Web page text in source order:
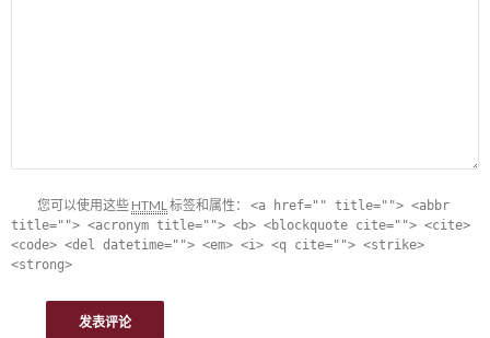
您可以使用这些 HTML标签和属性： <a href="" title=""> <abbr
title=""> <acronym title=""> <b> <blockquote cite=""> <cite>
<code> <del datetime=""> <em> <i> <q cite=""> <strike>
<strong>